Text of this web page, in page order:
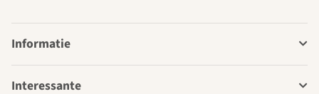
Informatie
Interessante